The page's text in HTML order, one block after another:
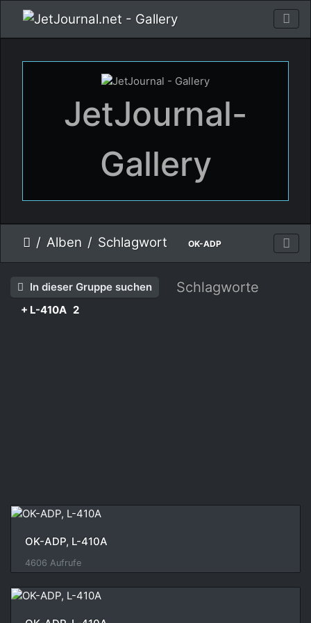
JetJournal-
Gallery
Alben Schlagwort OK-ADP
In dieser Gruppe suchen Schlagworte
+ L-410A 2
OK-ADP, L-410A
4606 Aufrufe